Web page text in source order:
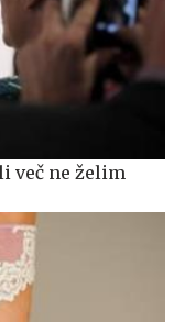
več ne želim